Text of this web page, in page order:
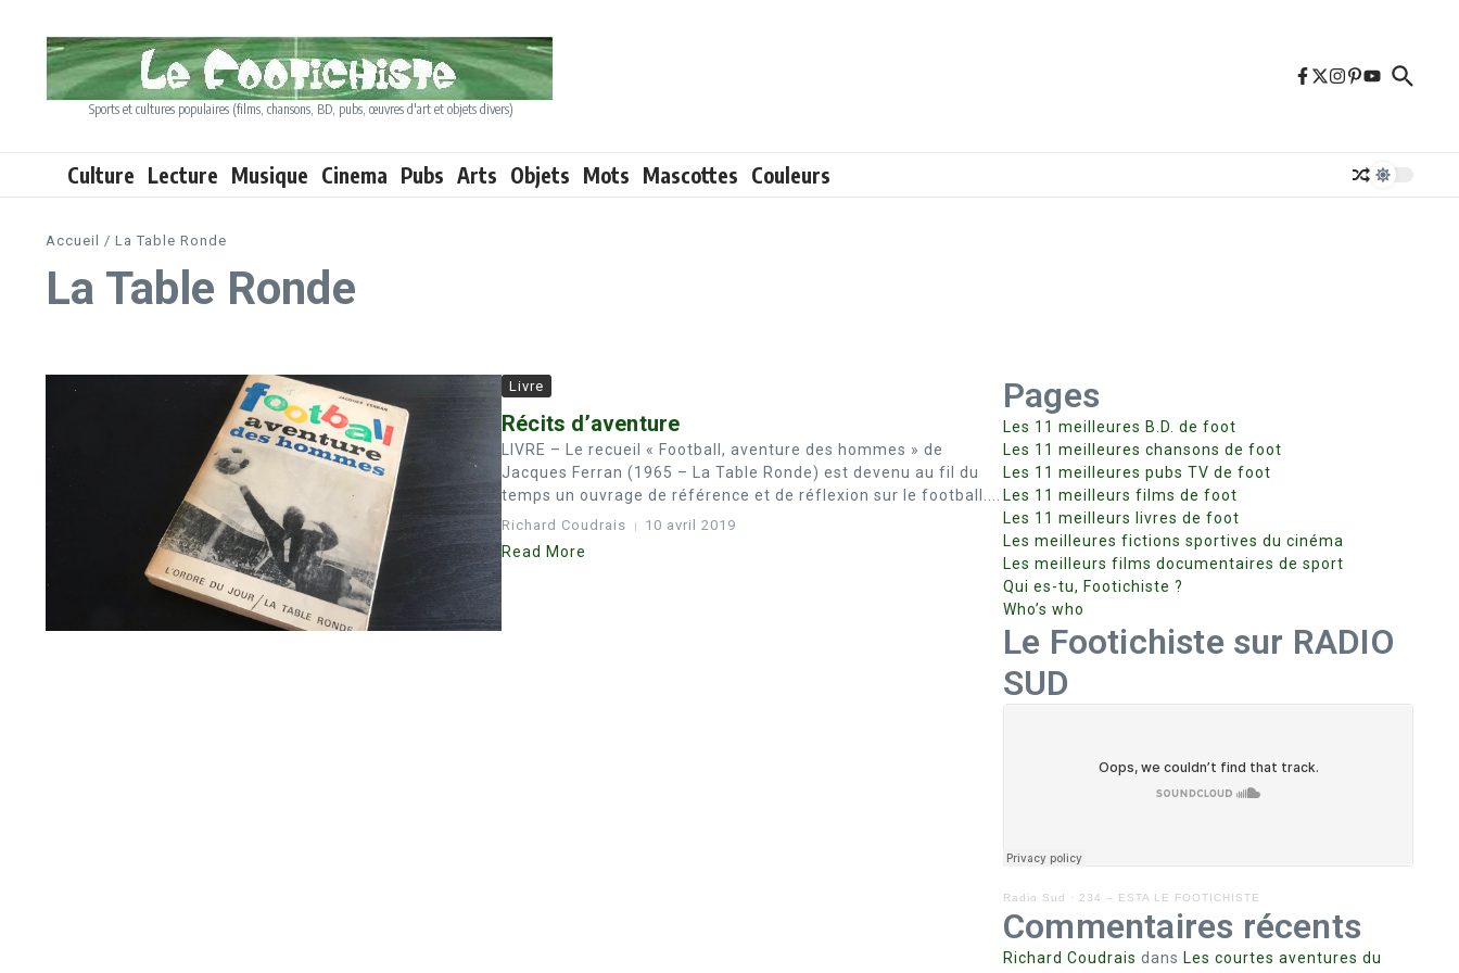
Sports et cultures populaires (films, chansons, BD, pubs, œuvres d'art et objets divers)
Culture Lecture Musique Cinema Pubs Arts Objets Mots Mascottes Couleurs
Accueil / La Table Ronde
La Table Ronde
Livre
Récits d’aventure
LIVRE – Le recueil « Football, aventure des hommes » de
Jacques Ferran (1965 – La Table Ronde) est devenu au fil du
temps un ouvrage de référence et de réflexion sur le football....
Richard Coudrais 10 avril 2019
Read More
Pages
Les 11 meilleures B.D. de foot
Les 11 meilleures chansons de foot
Les 11 meilleures pubs TV de foot
Les 11 meilleurs films de foot
Les 11 meilleurs livres de foot
Les meilleures fictions sportives du cinéma
Les meilleurs films documentaires de sport
Qui es-tu, Footichiste ?
Who’s who
Le Footichiste sur RADIO
SUD
Radio Sud · 234 – ESTA LE FOOTICHISTE
Commentaires récents
Richard Coudrais dans Les courtes aventures du